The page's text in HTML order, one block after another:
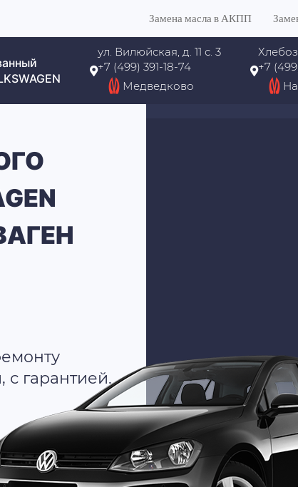
Замена масла в АКПП
ул. Вилюйская, д. 11 с. 3
+7 (499) 391-18-74
Медведково
+7
гарантией.